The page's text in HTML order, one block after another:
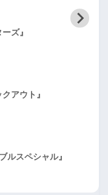
ズ』
アウト』
ルスペシャル』